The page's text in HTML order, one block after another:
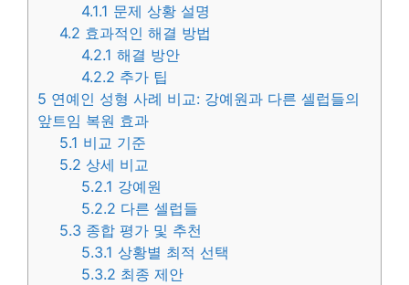
4.1.1 문제 상황 설명
4.2 효과적인 해결 방법
4.2.1 해결 방안
4.2.2 추가 팁
5 연예인 성형 사례 비교: 강예원과 다른 셀럽들의
앞트임 복원 효과
5.1 비교 기준
5.2 상세 비교
5.2.1 강예원
5.2.2 다른 셀럽들
5.3 종합 평가 및 추천
5.3.1 상황별 최적 선택
5.3.2 최종 제안